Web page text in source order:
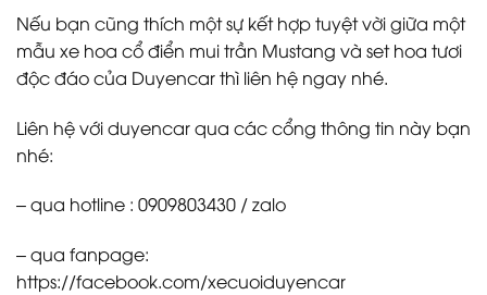
Nếu bạn cũng thích một sự kết hợp tuyệt vời giữa một
mẫu xe hoa cổ điển mui trần Mustang và set hoa tươi
độc đáo của Duyencar thì liên hệ ngay nhé.
Liên hệ với duyencar qua các cổng thông tin này bạn
nhé:
– qua hotline : 0909803430 / zalo
– qua fanpage:
https://facebook.com/xecuoiduyencar